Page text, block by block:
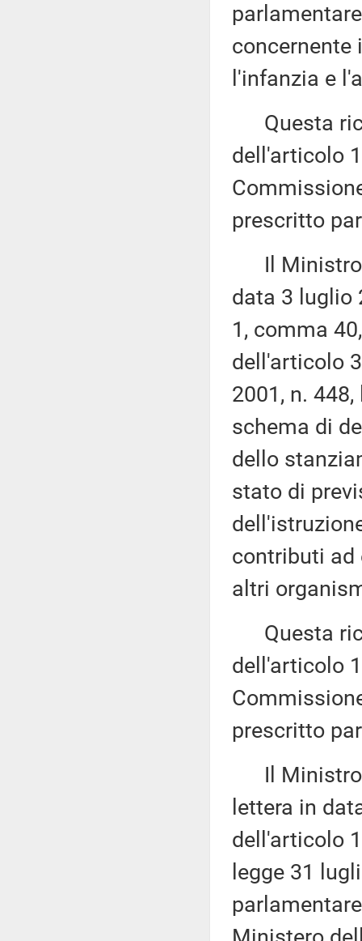
concernente
l'infanzia e
Questa
dell'articolo
prescritto
Il Ministro
data 3 luglio
1, comma
dell'articolo
2001, n.
schema di
dello
stato di
contributi ad
altri
Questa
dell'articolo
prescritto
Il Ministro
lettera in
dell'articolo
legge 31